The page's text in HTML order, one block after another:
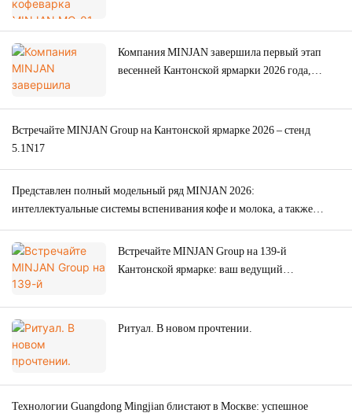
Компания MINJAN завершила первый этап
весенней Кантонской ярмарки 2026 года,
на мясорубки.
Встречайте MINJAN Group на Кантонской ярмарке 2026 – стенд
5.1N17
Представлен полный модельный ряд MINJAN 2026:
интеллектуальные системы вспенивания кофе и молока, а также
Встречайте MINJAN Group на 139-й
Кантонской ярмарке: ваш ведущий
кухонной техники премиум-класса.
Ритуал. В новом прочтении.
Технологии Guangdong Mingjian блистают в Москве: успешное